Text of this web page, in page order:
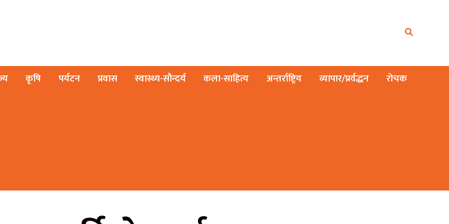
कृषि पर्यटन प्रवास स्वास्थ्य-सौन्दर्य कला-साहित्य अन्तर्राष्ट्रिय व्यापार/प्रर्वद्धन रोचक